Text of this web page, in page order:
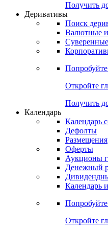
Получить
Деривативы
Поиск
Валютные
Попробуйте
Откройте
Получить
Календарь
Календарь
Дефолты
Размещения
Оферты
Аукционы
Денежный
Календарь
Попробуйте
Откройте